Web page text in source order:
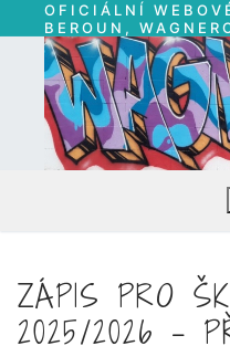
Přeskočit
na
obsah
OFICIÁLNÍ
BEROUN,
ZÁPIS PRO
2025/2026 –